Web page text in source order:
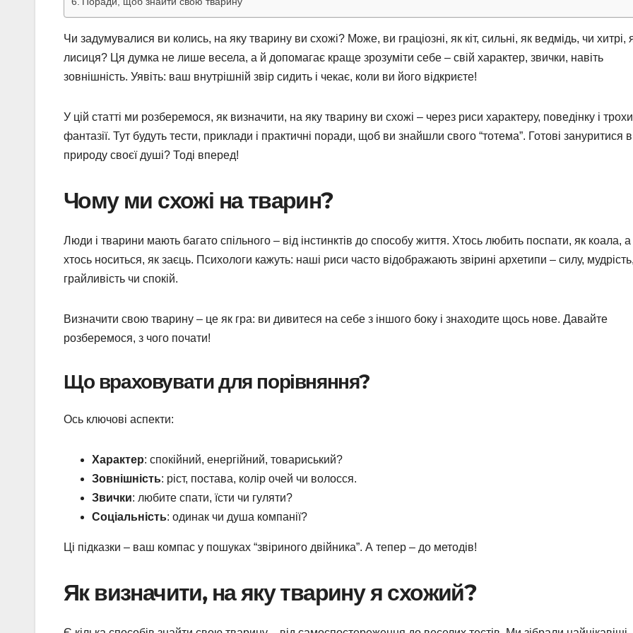
Чи задумувалися ви колись, на яку тварину ви схожі? Може, ви граціозні, як кіт, сильні, як ведмідь, чи хитрі,
лисиця? Ця думка не лише весела, а й допомагає краще зрозуміти себе – свій характер, звички, навіть
зовнішність. Уявіть: ваш внутрішній звір сидить і чекає, коли ви його відкриєте!
У цій статті ми розберемося, як визначити, на яку тварину ви схожі – через риси характеру, поведінку і трохи
фантазії. Тут будуть тести, приклади і практичні поради, щоб ви знайшли свого “тотема”. Готові зануритися
природу своєї душі? Тоді вперед!
Чому ми схожі на тварин?
Люди і тварини мають багато спільного – від інстинктів до способу життя. Хтось любить поспати, як коала, а
хтось носиться, як заєць. Психологи кажуть: наші риси часто відображають звірині архетипи – силу, мудрість,
грайливість чи спокій.
Визначити свою тварину – це як гра: ви дивитеся на себе з іншого боку і знаходите щось нове. Давайте
розберемося, з чого почати!
Що враховувати для порівняння?
Ось ключові аспекти:
Характер: спокійний, енергійний, товариський?
Зовнішність: ріст, постава, колір очей чи волосся.
Звички: любите спати, їсти чи гуляти?
Соціальність: одинак чи душа компанії?
Ці підказки – ваш компас у пошуках “звіриного двійника”. А тепер – до методів!
Як визначити, на яку тварину я схожий?